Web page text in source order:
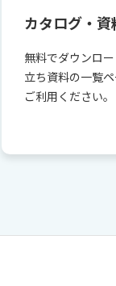
カタログ・資
無料でダウンロ
立ち資料の一覧
ご利用ください。